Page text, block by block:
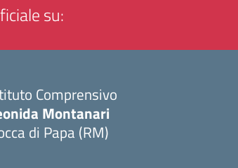
su:
Comprensivo
Montanari
di Papa (RM)